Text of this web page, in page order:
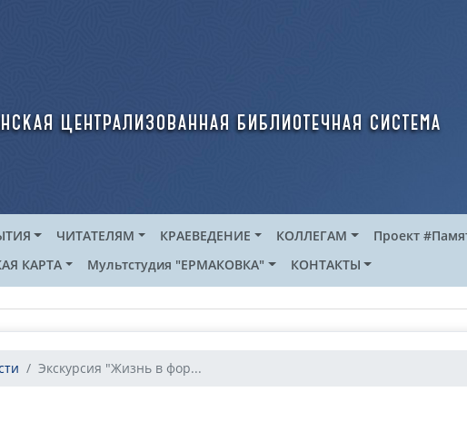
централизованная библиотечная система
ЧИТАТЕЛЯМ КРАЕВЕДЕНИЕ КОЛЛЕГАМ
Проект
КАРТА Мультстудия "ЕРМАКОВКА" КОНТАКТЫ
Экскурсия "Жизнь в фор...